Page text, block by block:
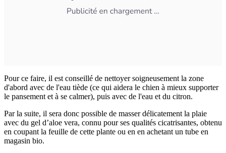
Pour ce faire, il est conseillé de nettoyer soigneusement la zone
d'abord avec de l'eau tiède (ce qui aidera le chien à mieux supporter
le pansement et à se calmer), puis avec de l'eau et du citron.
Par la suite, il sera donc possible de masser délicatement la plaie
avec du gel d’aloe vera, connu pour ses qualités cicatrisantes, obtenu
en coupant la feuille de cette plante ou en en achetant un tube en
magasin bio.